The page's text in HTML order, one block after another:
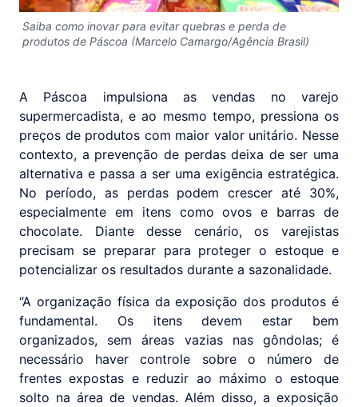
Saiba como inovar para evitar quebras e perda de
produtos de Páscoa (Marcelo Camargo/Agência Brasil)
A Páscoa impulsiona as vendas no varejo
supermercadista, e ao mesmo tempo, pressiona os
preços de produtos com maior valor unitário. Nesse
contexto, a prevenção de perdas deixa de ser uma
alternativa e passa a ser uma exigência estratégica.
No período, as perdas podem crescer até 30%,
especialmente em itens como ovos e barras de
chocolate. Diante desse cenário, os varejistas
precisam se preparar para proteger o estoque e
potencializar os resultados durante a sazonalidade.
“A organização física da exposição dos produtos é
fundamental. Os itens devem estar bem
organizados, sem áreas vazias nas gôndolas; é
necessário haver controle sobre o número de
frentes expostas e reduzir ao máximo o estoque
solto na área de vendas. Além disso, a exposição